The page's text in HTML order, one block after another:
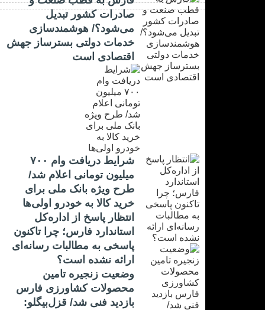
صادرات کشور تبدیل
می‌شود؟/ هوشمندسازی
خدمات دولتی بسترساز جهش
اقتصادی است
شرایط دریافت وام ۷۰۰
میلیون تومانی اعلام شد/
طرح ویژه بانک ملی برای
خرید کالا به خودرو اولی‌ها
انتظار پاسخ از اداره‌کل
استاندارد فارس؛ چرا تاکنون
پاسخی به مطالبات رسانه‌ای
ارائه نشده است؟
وضعیت زنجیره تامین
محصولات کشاورزی فارس
بازدید فنی شد/ قزل‌بیگلو: